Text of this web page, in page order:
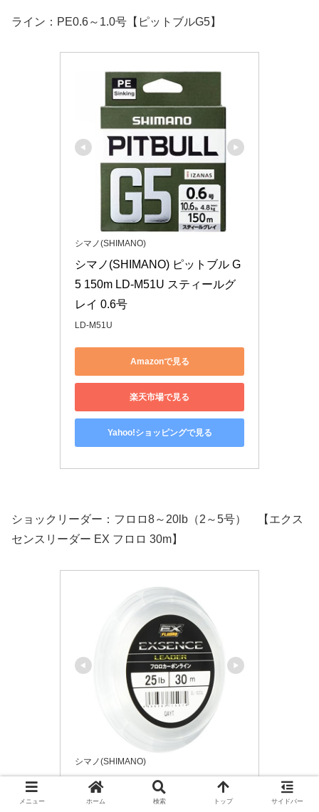
ライン：PE0.6～1.0号【ピットブルG5】
シマノ(SHIMANO)
シマノ(SHIMANO) ピットブル G
5 150m LD-M51U スティールグ
レイ 0.6号
LD-M51U
Amazonで見る
楽天市場で見る
Yahoo!ショッピングで見る
ショックリーダー：フロロ8～20lb（2～5号） 【エクス
センスリーダー EX フロロ 30m】
シマノ(SHIMANO)
シマノ(SHIMANO) ショックリー
ダー エクスセンス EX フロロカ
メニュー ホーム 検索 トップ サイドバー